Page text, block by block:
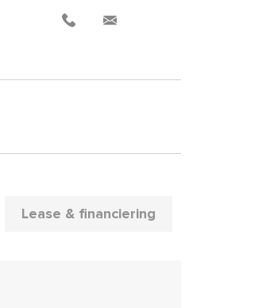
Lease & financiering